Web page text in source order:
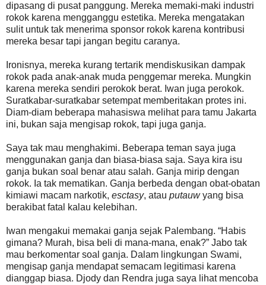
dipasang di pusat panggung. Mereka memaki-maki industri
rokok karena mengganggu estetika. Mereka mengatakan
sulit untuk tak menerima sponsor rokok karena kontribusi
mereka besar tapi jangan begitu caranya.
Ironisnya, mereka kurang tertarik mendiskusikan dampak
rokok pada anak-anak muda penggemar mereka. Mungkin
karena mereka sendiri perokok berat. Iwan juga perokok.
Suratkabar-suratkabar setempat memberitakan protes ini.
Diam-diam beberapa mahasiswa melihat para tamu Jakarta
ini, bukan saja mengisap rokok, tapi juga ganja.
Saya tak mau menghakimi. Beberapa teman saya juga
menggunakan ganja dan biasa-biasa saja. Saya kira isu
ganja bukan soal benar atau salah. Ganja mirip dengan
rokok. Ia tak mematikan. Ganja berbeda dengan obat-obatan
kimiawi macam narkotik, esctasy, atau putauwyang bisa
berakibat fatal kalau kelebihan.
Iwan mengakui memakai ganja sejak Palembang. “Habis
gimana? Murah, bisa beli di mana-mana, enak?” Jabo tak
mau berkomentar soal ganja. Dalam lingkungan Swami,
mengisap ganja mendapat semacam legitimasi karena
dianggap biasa. Djody dan Rendra juga saya lihat mencoba